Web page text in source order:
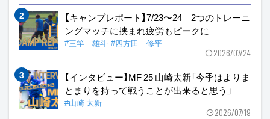
【キャンプレポート】7/23〜24 2つのトレーニ
ングマッチに挟まれ疲労もピークに
#三竿 雄斗 #四方田 修平
2026/07/24
【インタビュー】MF 25 山崎太新「今季はよりま
とまりを持って戦うことが出来ると思う」
#山崎 太新
2026/07/19